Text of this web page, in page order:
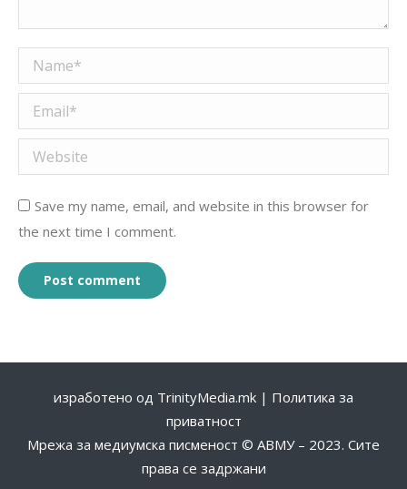
Name *
Email *
Website
Save my name, email, and website in this browser for
the next time I comment.
Post comment
изработено од TrinityMedia.mk | Политика за
приватност
Мрежа за медиумска писменост © АВМУ – 2023. Сите
права се задржани